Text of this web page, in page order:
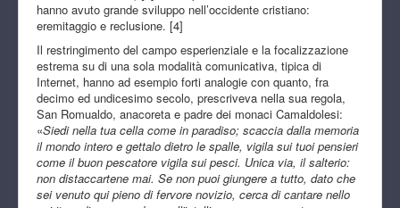
hanno avuto grande sviluppo nell’occidente cristiano:
eremitaggio e reclusione. [4]
Il restringimento del campo esperienziale e la focalizzazione
estrema su di una sola modalità comunicativa, tipica di
Internet, hanno ad esempio forti analogie con quanto, fra
decimo ed undicesimo secolo, prescriveva nella sua regola,
San Romualdo, anacoreta e padre dei monaci Camaldolesi:
«Siedi nella tua cella come in paradiso; scaccia dalla memoria
il mondo intero e gettalo dietro le spalle, vigila sui tuoi pensieri
come il buon pescatore vigila sui pesci. Unica via, il salterio:
non distaccartene mai. Se non puoi giungere a tutto, dato che
sei venuto qui pieno di fervore novizio, cerca di cantare nello